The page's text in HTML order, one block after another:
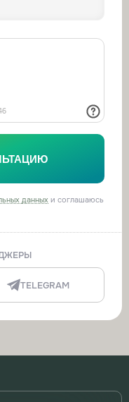
данных и соглашаюсь
TELEGRAM